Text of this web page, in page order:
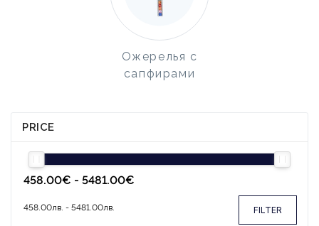
Ожерелья с
сапфирами
PRICE
FILTER